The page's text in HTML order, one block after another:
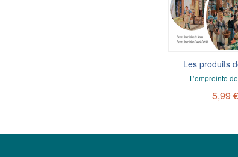
Les produits
L’empreinte
5,99 €